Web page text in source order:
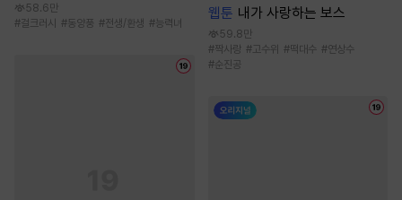
58.6만
#걸크러시 #동양풍 #전생/환생 #능력녀
웹툰 내가 사랑하는 보스
59.8만
#짝사랑 #고수위 #떡대수 #연상수
#순진공